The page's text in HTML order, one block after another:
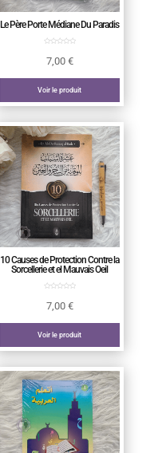
Le Père Porte Médiane Du Paradis
7,00 €
Voir le produit
10 Causes de Protection Contre la
Sorcellerie et el Mauvais Oeil
7,00 €
Voir le produit